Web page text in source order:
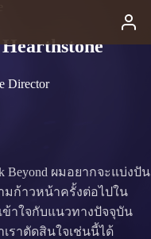
Director
Beyond ผมอยากจะแบ่งปัน
มก้าวหน้าครั้งต่อไปใน
ข้าใจกับแนวทางปัจจุบัน
ราตัดสินใจเช่นนี้ได้